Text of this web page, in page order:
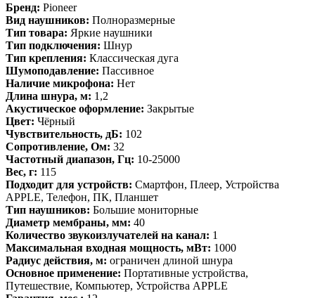
Бренд: Pioneer
Вид наушников: Полноразмерные
Тип товара: Яркие наушники
Тип подключения: Шнур
Тип крепления: Классическая дуга
Шумоподавление: Пассивное
Наличие микрофона: Нет
Длина шнура, м: 1,2
Акустическое оформление: Закрытые
Цвет: Чёрный
Чувствительность, дБ: 102
Сопротивление, Ом: 32
Частотный диапазон, Гц: 10-25000
Вес, г: 115
Подходит для устройств: Смартфон, Плеер, Устройства
APPLE, Телефон, ПК, Планшет
Тип наушников: Большие мониторные
Диаметр мембраны, мм: 40
Количество звукоизлучателей на канал: 1
Максимальная входная мощность, мВт: 1000
Радиус действия, м: ограничен длиной шнура
Основное применение: Портативные устройства,
Путешествие, Компьютер, Устройства APPLE